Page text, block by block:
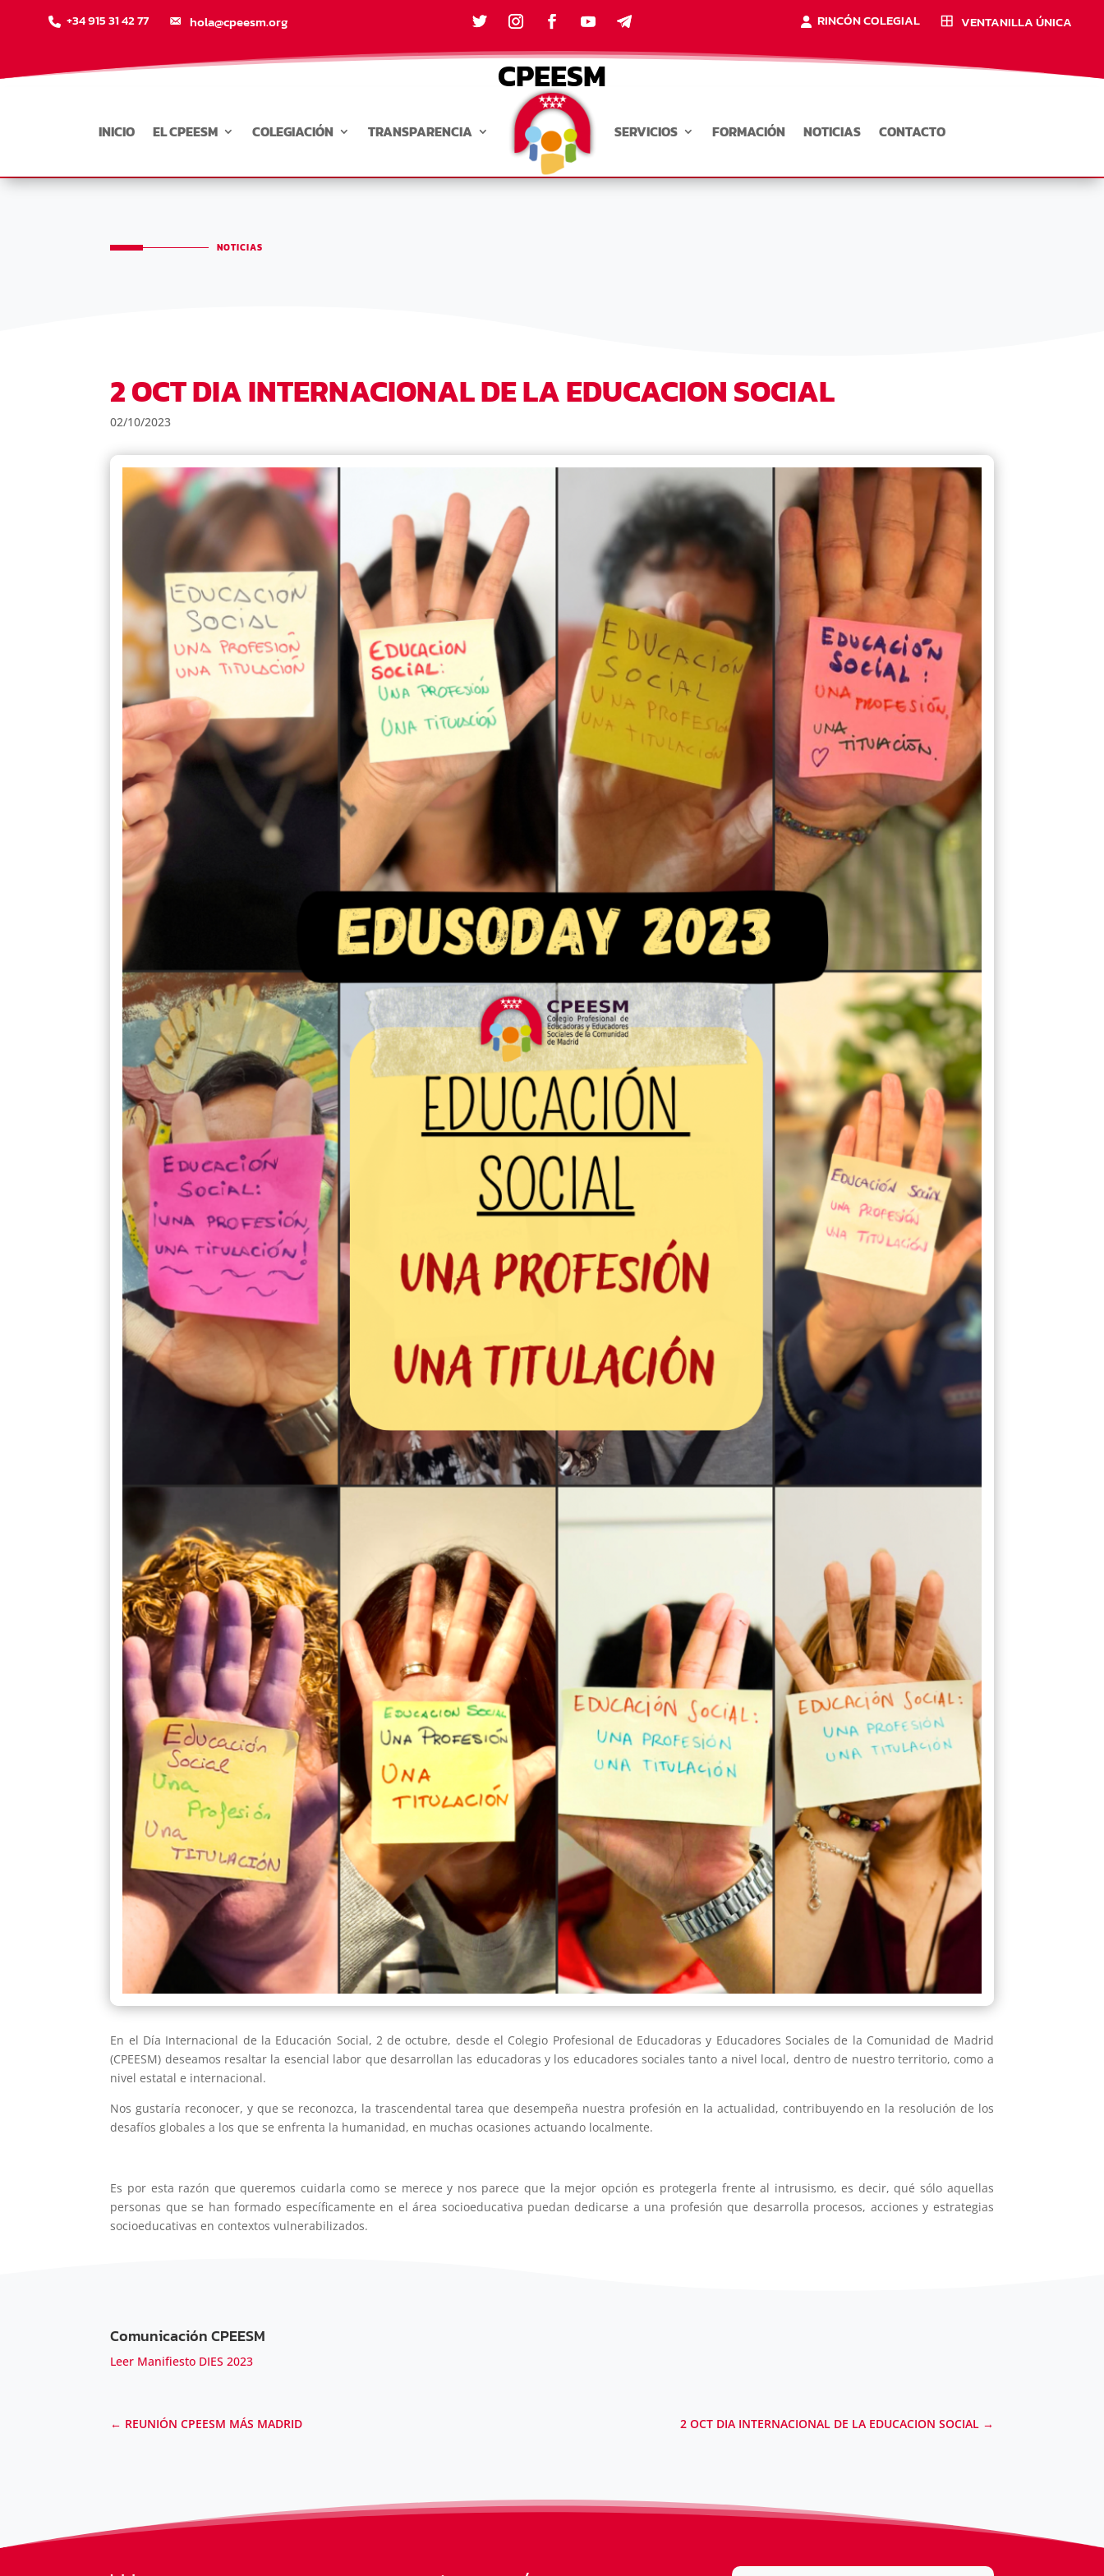
+34 915 31 42 77 hola@cpeesm.org RINCÓN COLEGIAL VENTANILLA ÚNICA
CPEESM
INICIO EL CPEESM COLEGIACIÓN TRANSPARENCIA SERVICIOS FORMACIÓN NOTICIAS CONTACTO
NOTICIAS
2 OCT DIA INTERNACIONAL DE LA EDUCACION SOCIAL
02/10/2023
En el Día Internacional de la Educación Social, 2 de octubre, desde el Colegio Profesional de Educadoras y Educadores Sociales de la Comunidad de Madrid
(CPEESM) deseamos resaltar la esencial labor que desarrollan las educadoras y los educadores sociales tanto a nivel local, dentro de nuestro territorio, como a
nivel estatal e internacional.
Nos gustaría reconocer, y que se reconozca, la trascendental tarea que desempeña nuestra profesión en la actualidad, contribuyendo en la resolución de los
desafíos globales a los que se enfrenta la humanidad, en muchas ocasiones actuando localmente.
Es por esta razón que queremos cuidarla como se merece y nos parece que la mejor opción es protegerla frente al intrusismo, es decir, qué sólo aquellas
personas que se han formado específicamente en el área socioeducativa puedan dedicarse a una profesión que desarrolla procesos, acciones y estrategias
socioeducativas en contextos vulnerabilizados.
Comunicación CPEESM
Leer Manifiesto DIES 2023
← REUNIÓN CPEESM MÁS MADRID 2 OCT DIA INTERNACIONAL DE LA EDUCACION SOCIAL→